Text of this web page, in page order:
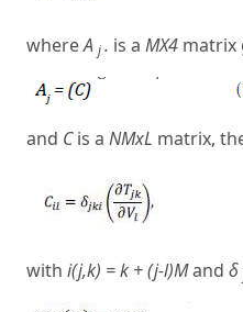
whereA j. is a MX4 matrix
and Cis a NMxL matrix,
with i(j,k) = k + (j-l)Mand δ